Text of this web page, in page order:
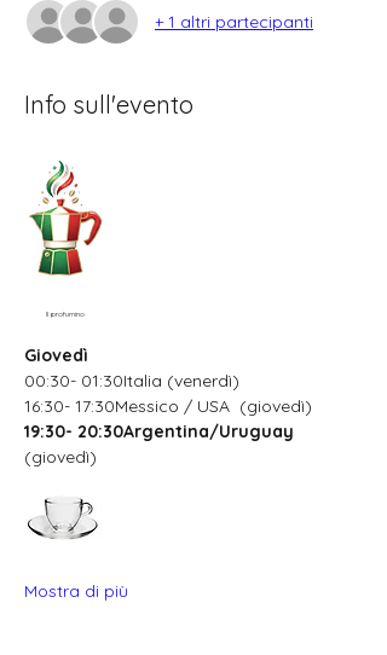
+ 1 altri partecipanti
Info sull'evento
Il profumino
Giovedì
00:30- 01:30Italia (venerdì)
16:30- 17:30Messico / USA  (giovedì)
19:30- 20:30Argentina/Uruguay
(giovedì)
Mostra di più